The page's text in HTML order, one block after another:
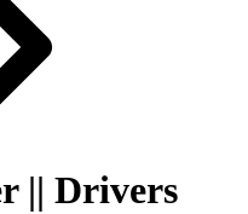
|| Drivers